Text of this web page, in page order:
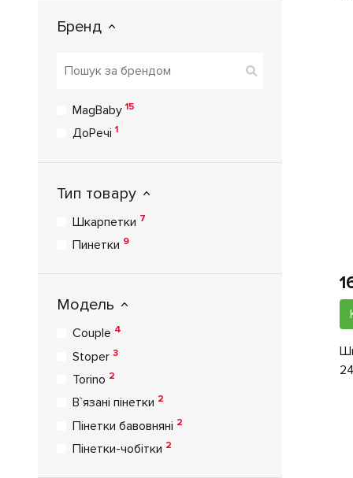
Бренд
MagBaby15
ДоРечі1
Тип товару
Шкарпетки 7
Пинетки 9
Модель
Couple 4
Stoper 3
Torino 2
В`язані пінетки 2
Пінетки бавовняні 2
Пінетки-чобітки 2